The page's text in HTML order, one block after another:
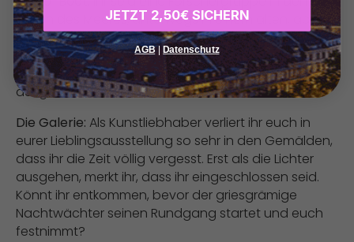
Tiefen des Meeres, unterwegs in einem alten, aber
funktionstüchtigen U-Boot. Doch plötzlich fällt der
Sauerstoffgenerator aus. Schafft ihr es, ihn
rechtzeitig wieder zu starten, bevor euch die Luft
ausgeht?
Die Galerie: Als Kunstliebhaber verliert ihr euch in
eurer Lieblingsausstellung so sehr in den Gemälden,
dass ihr die Zeit völlig vergesst. Erst als die Lichter
ausgehen, merkt ihr, dass ihr eingeschlossen seid.
Könnt ihr entkommen, bevor der griesgrämige
Nachtwächter seinen Rundgang startet und euch
festnimmt?
JETZT 2,50€ SICHERN
AGB| Datenschutz